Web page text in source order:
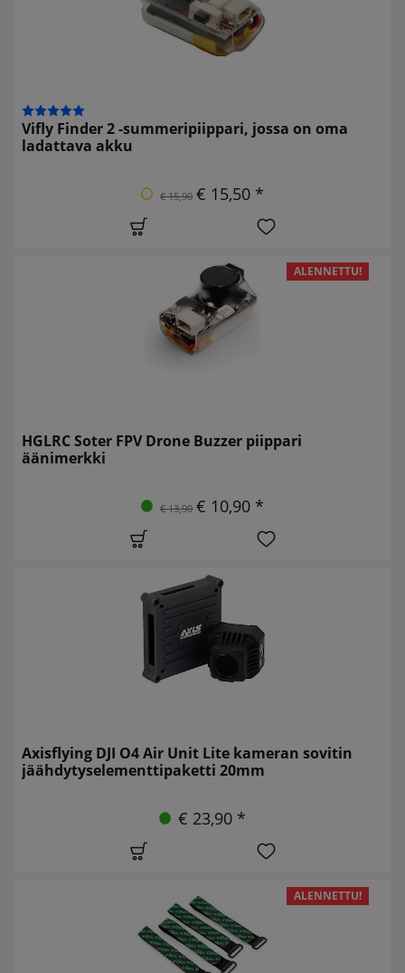
Vifly Finder 2 -summeripiippari, jossa on oma
ladattava akku
€ 15,90 € 15,50 *
ALENNETTU!
HGLRC Soter FPV Drone Buzzer piippari
äänimerkki
€ 13,90 € 10,90 *
Axisflying DJI O4 Air Unit Lite kameran sovitin
jäähdytyselementtipaketti 20mm
€ 23,90 *
ALENNETTU!